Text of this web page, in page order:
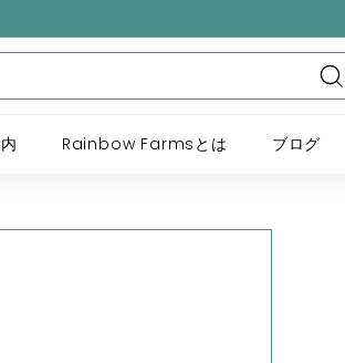
Rainbow Farmsとは ブログ